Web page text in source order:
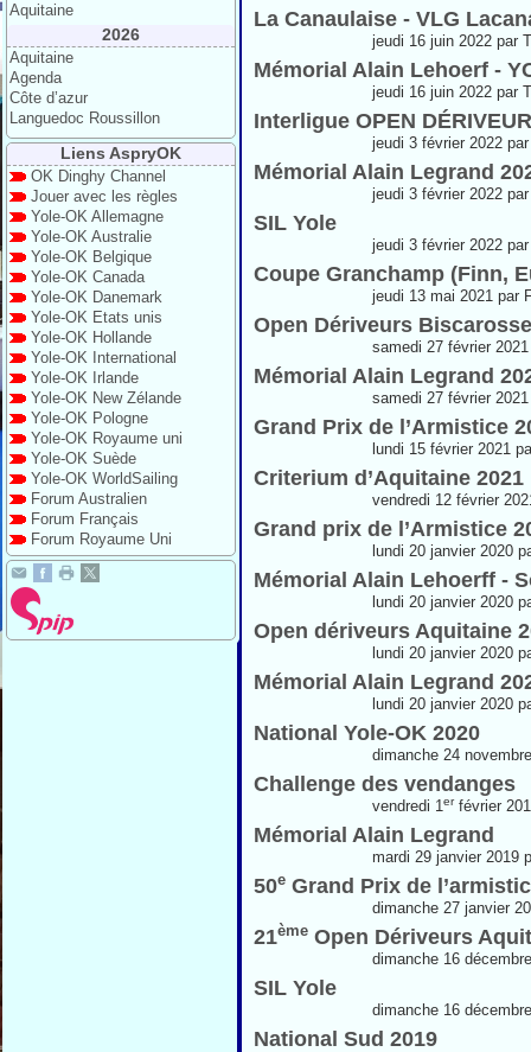
Aquitaine
2026
Aquitaine
Agenda
Côte d’azur
Languedoc Roussillon
Liens AspryOK
OK Dinghy Channel
Jouer avec les règles
Yole-OK Allemagne
Yole-OK Australie
Yole-OK Belgique
Yole-OK Canada
Yole-OK Danemark
Yole-OK Etats unis
Yole-OK Hollande
Yole-OK International
Yole-OK Irlande
Yole-OK New Zélande
Yole-OK Pologne
Yole-OK Royaume uni
Yole-OK Suède
Yole-OK WorldSailing
Forum Australien
Forum Français
Forum Royaume Uni
La Canaulaise - VLG
jeudi 16 juin 2022 par
Mémorial Alain Lehoerf -
jeudi 16 juin 2022 par
Interligue OPEN
jeudi 3 février 2022
Mémorial Alain Legrand
jeudi 3 février 2022
SIL Yole
jeudi 3 février 2022
Coupe Granchamp (Finn,
jeudi 13 mai 2021 par
Open Dériveurs
samedi 27 février
Mémorial Alain Legrand
samedi 27 février
Grand Prix de l’Armistice
lundi 15 février 2021
Criterium d’Aquitaine 2021
vendredi 12 février
Grand prix de l’Armistice
lundi 20 janvier 2020
Mémorial Alain Lehoerff -
lundi 20 janvier 2020
Open dériveurs Aquitaine
lundi 20 janvier 2020
Mémorial Alain Legrand
lundi 20 janvier 2020
National Yole-OK 2020
dimanche 24
Challenge des vendanges
vendredi 1erfévrier
Mémorial Alain Legrand
mardi 29 janvier 2019
50e Grand Prix de
dimanche 27 janvier
21ème Open Dériveurs
dimanche 16
SIL Yole
dimanche 16
National Sud 2019